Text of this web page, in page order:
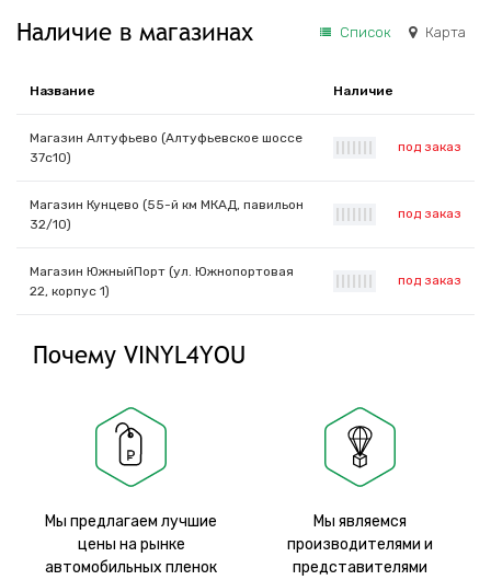
Наличие в магазинах Список Карта
Название Наличие
Магазин Алтуфьево (Алтуфьевское шоссе
37с10)
под заказ
Магазин Кунцево (55-й км МКАД, павильон
32/10)
под заказ
Магазин ЮжныйПорт (ул. Южнопортовая
22, корпус 1)
под заказ
Почему VINYL4YOU
Мы предлагаем лучшие
цены на рынке
автомобильных пленок
Мы являемся
производителями и
представителями